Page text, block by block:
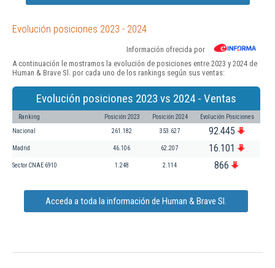
Evolución posiciones 2023 - 2024
Información ofrecida por
A continuación le mostramos la evolución de posiciones entre 2023 y 2024 de
Human & Brave Sl. por cada uno de los rankings según sus ventas:
Evolución posiciones 2023 vs 2024 - Ventas
Ranking Posición 2023 Posición 2024 Evolución Posiciones
Nacional 261.182 353.627 92.445
Madrid 46.106 62.207 16.101
Sector CNAE 6910 1.248 2.114 866
Acceda a toda la información de Human & Brave Sl.